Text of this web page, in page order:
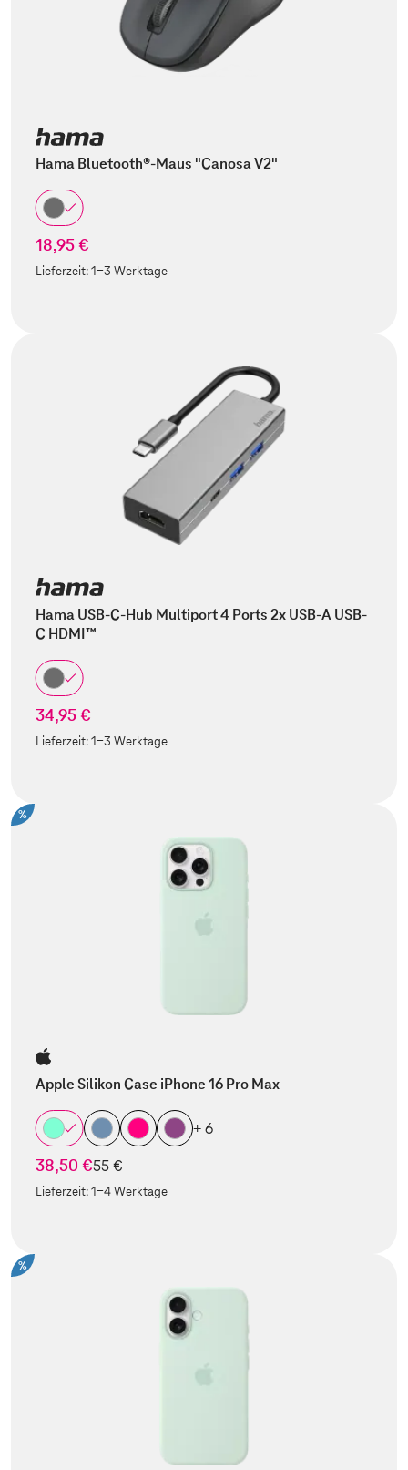
Hama Bluetooth®-Maus "Canosa V2"
18,95 €
Lieferzeit:1-3 Werktage
Hama USB-C-Hub Multiport 4 Ports 2x USB-A USB-
C HDMI™
34,95 €
Lieferzeit:1-3 Werktage
%
Apple Silikon Case iPhone 16 Pro Max
+ 6
38,50 €statt
55 €
Lieferzeit:1-4 Werktage
%